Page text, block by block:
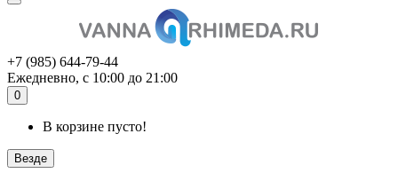
+7 (985) 644-79-44
Ежедневно, с 10:00 до 21:00
0
В корзине пусто!
Везде